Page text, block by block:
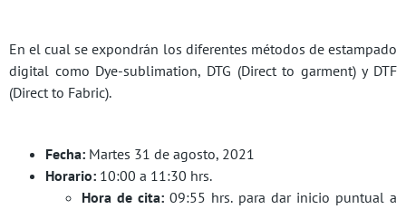
En el cual se expondrán los diferentes métodos de estampado
digital como Dye-sublimation, DTG (Direct to garment) y DTF
(Direct to Fabric).
Fecha: Martes 31 de agosto, 2021
Horario: 10:00 a 11:30 hrs.
Hora de cita: 09:55 hrs. para dar inicio puntual a